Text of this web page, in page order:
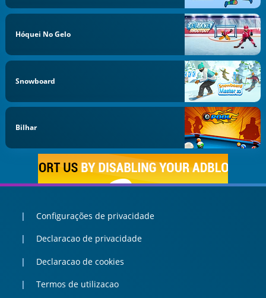
Hóquei No Gelo
Snowboard
Bilhar
Configurações de privacidade
Declaracao de privacidade
Declaracao de cookies
Termos de utilizacao